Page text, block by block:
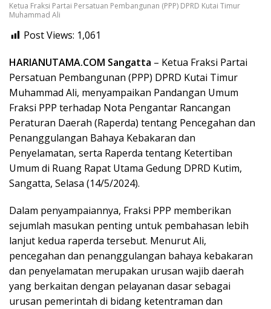
Ketua Fraksi Partai Persatuan Pembangunan (PPP) DPRD Kutai Timur
Muhammad Ali
Post Views: 1,061
HARIANUTAMA.COM Sangatta – Ketua Fraksi Partai
Persatuan Pembangunan (PPP) DPRD Kutai Timur
Muhammad Ali, menyampaikan Pandangan Umum
Fraksi PPP terhadap Nota Pengantar Rancangan
Peraturan Daerah (Raperda) tentang Pencegahan dan
Penanggulangan Bahaya Kebakaran dan
Penyelamatan, serta Raperda tentang Ketertiban
Umum di Ruang Rapat Utama Gedung DPRD Kutim,
Sangatta, Selasa (14/5/2024).
Dalam penyampaiannya, Fraksi PPP memberikan
sejumlah masukan penting untuk pembahasan lebih
lanjut kedua raperda tersebut. Menurut Ali,
pencegahan dan penanggulangan bahaya kebakaran
dan penyelamatan merupakan urusan wajib daerah
yang berkaitan dengan pelayanan dasar sebagai
urusan pemerintah di bidang ketentraman dan